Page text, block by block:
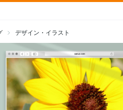
デザイン・イラスト